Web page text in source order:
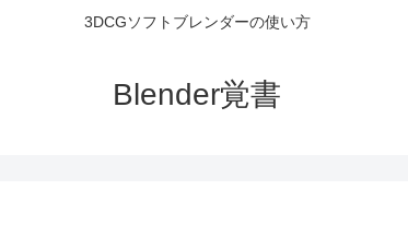
3DCGソフトブレンダーの使い方
Blender覚書